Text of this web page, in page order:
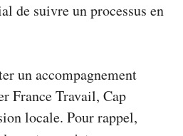
de suivre un processus en
un accompagnement
France Travail, Cap
locale. Pour rappel,